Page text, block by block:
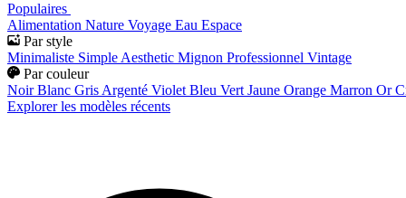
Populaires
Alimentation Nature Voyage Eau Espace
Par style
Minimaliste Simple Aesthetic Mignon Professionnel Vintage
Par couleur
Noir Blanc Gris Argenté Violet Bleu Vert Jaune Orange Marron Or
Explorer les modèles récents